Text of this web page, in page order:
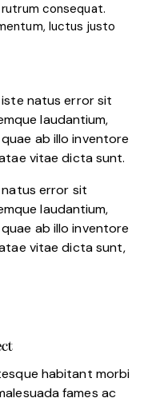
consequat.
luctus justo
natus error sit
laudantium,
ab illo inventore
vitae dicta sunt.
error sit
laudantium,
ab illo inventore
vitae dicta sunt,
habitant morbi
fames ac